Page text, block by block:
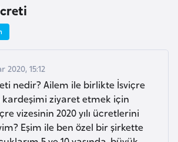
2020, 15:12
nedir? Ailem ile birlikte İsviçre
kardeşimi ziyaret etmek için
vizesinin 2020 yılı ücretlerini
Eşim ile ben özel bir şirkette